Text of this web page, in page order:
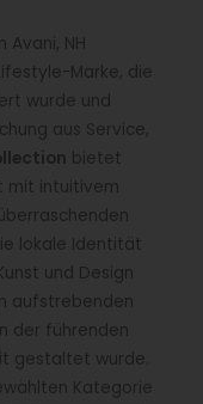
Avani, NH
Marke, die
wurde und
aus Service,
bietet
mit intuitivem
lokale Identität
und Design
aufstrebenden
der führenden
gestaltet wurde.
Kategorie